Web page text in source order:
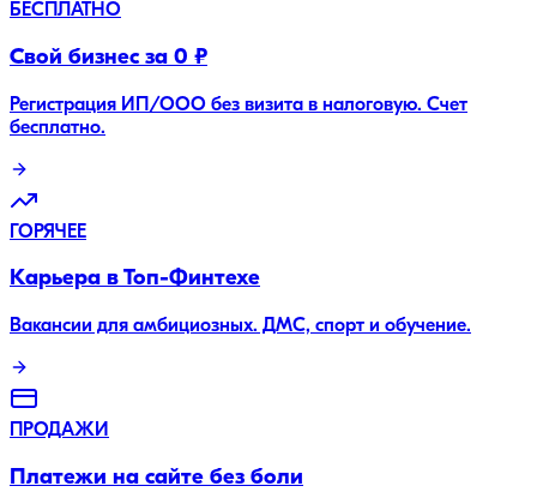
БЕСПЛАТНО
Свой бизнес за 0 ₽
Регистрация ИП/ООО без визита в налоговую. Счет
бесплатно.
ГОРЯЧЕЕ
Карьера в Топ-Финтехе
Вакансии для амбициозных. ДМС, спорт и обучение.
ПРОДАЖИ
Платежи на сайте без боли